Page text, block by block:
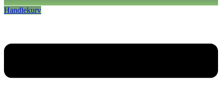
Handlekurv